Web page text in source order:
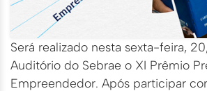
Será realizado nesta sexta-feira,
Auditório do Sebrae o XI Prêmio
Empreendedor. Após participar